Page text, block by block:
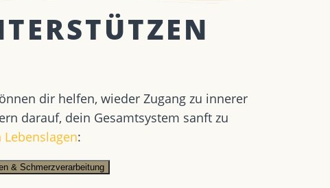
dir helfen, wieder Zugang zu innerer
darauf, dein Gesamtsystem sanft zu
:
& Schmerzverarbeitung